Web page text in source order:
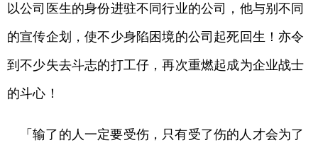
以公司医生的身份进驻不同行业的公司，他与别不同
的宣传企划，使不少身陷困境的公司起死回生！亦令
到不少失去斗志的打工仔，再次重燃起成为企业战士
的斗心！
「输了的人一定要受伤，只有受了伤的人才会为了